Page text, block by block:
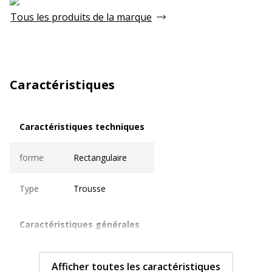
Tous les produits de la marque
Caractéristiques
Caractéristiques techniques
forme Rectangulaire
Type Trousse
Caractéristiques générales
Couleur Taupe
Afficher toutes les caractéristiques